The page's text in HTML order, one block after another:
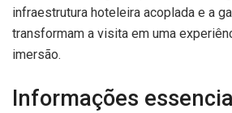
infraestrutura hoteleira acoplada e a
transformam a visita em uma
imersão.
Informações